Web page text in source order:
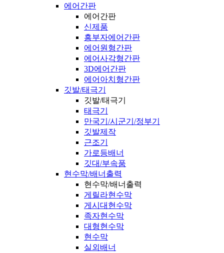
에어간판
에어간판
신제품
흥부자에어간판
에어원형간판
에어사각형간판
3D에어간판
에어아치형간판
깃발/태극기
깃발/태극기
태극기
만국기/시군기/정부기
깃발제작
근조기
가로등배너
깃대/부속품
현수막/배너출력
현수막/배너출력
게릴라현수막
게시대현수막
족자현수막
대형현수막
현수막
실외배너